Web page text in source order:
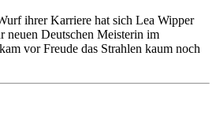
ihrer Karriere hat sich Lea Wipper
neuen Deutschen Meisterin im
vor Freude das Strahlen kaum noch